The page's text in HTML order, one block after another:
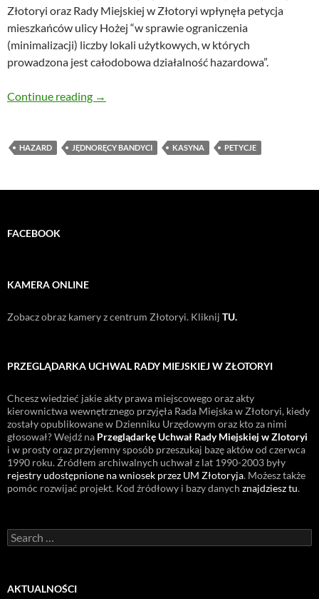
Złotoryi oraz Rady Miejskiej w Złotoryi wpłynęła petycja
mieszkańców ulicy Hożej “w sprawie ograniczenia
(minimalizacji) liczby lokali użytkowych, w których
prowadzona jest całodobowa działalność hazardowa”.
Continue reading Mieszkańcy mają dość “kasyn”
→
HAZARD JĘDNORĘCY BANDYCI KASYNA PETYCJE
FACEBOOK
KAMERA ONLINE
Zobacz obraz kamery z centrum Złotoryi. Kliknij TU.
PRZEGLĄDARKA UCHWAL RADY MIEJSKIEJ W ZŁOTORYI
Chcesz wiedzieć jakie akty prawa miejscowego oraz akty
kierownictwa wewnętrznego przyjęła Rada Miejska w Złotoryi, kiedy
zostały opublikowane w Dzienniku Urzędowym oraz kto za nimi
głosował? Wejdź na Przeglądarkę Uchwał Rady Miejskiej w Zlotoryi
i w prosty oraz przyjemny sposób przeszukaj bazę aktów od czerwca
1990 roku. Źródłem archiwalnych uchwał z lat 1990-2003 były
rejestry udostępnione na wniosek przez UM Złotoryja. Możesz także
pomóc rozwijać projekt. Kod źródłowy i bazy danych znajdziesz tu.
Search
for:
AKTUALNOŚCI